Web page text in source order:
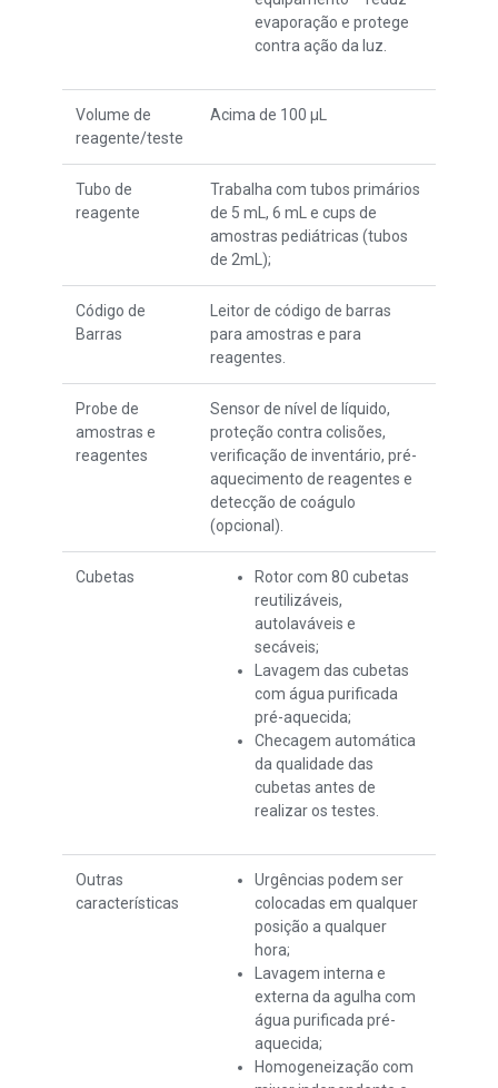
evaporação e protege
contra ação da luz.
Volume de
reagente/teste
Acima de 100 µL
Tubo de
reagente
Trabalha com tubos primários
de 5 mL, 6 mL e cups de
amostras pediátricas (tubos
de 2mL);
Código de
Barras
Leitor de código de barras
para amostras e para
reagentes.
Probe de
amostras e
reagentes
Sensor de nível de líquido,
proteção contra colisões,
verificação de inventário, pré-
aquecimento de reagentes e
detecção de coágulo
(opcional).
Cubetas
Rotor com 80 cubetas
reutilizáveis,
autolaváveis e
secáveis;
Lavagem das cubetas
com água purificada
pré-aquecida;
Checagem automática
da qualidade das
cubetas antes de
realizar os testes.
Outras
características
Urgências podem ser
colocadas em qualquer
posição a qualquer
hora;
Lavagem interna e
externa da agulha com
água purificada pré-
aquecida;
Homogeneização com